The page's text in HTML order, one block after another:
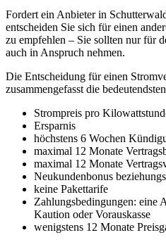
Fordert ein Anbieter in
entscheiden Sie sich für einen
zu empfehlen – Sie sollten nur für
auch in Anspruch nehmen.
Die Entscheidung für einen
zusammengefasst die
Strompreis pro
Ersparnis
höchstens 6 Wochen
maximal 12 Monate
maximal 12 Monate
Neukundenbonus
keine Pakettarife
Zahlungsbedingungen: eine
Kaution oder Vorauskasse
wenigstens 12 Monate